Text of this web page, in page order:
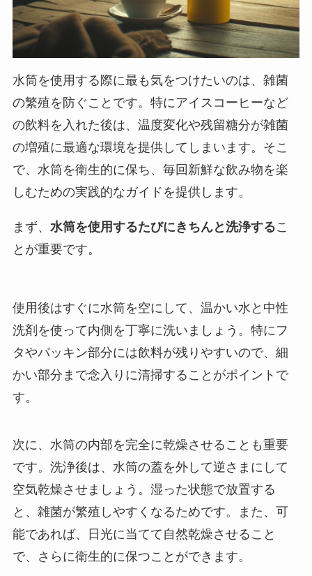
水筒を使用する際に最も気をつけたいのは、雑菌
の繁殖を防ぐことです。特にアイスコーヒーなど
の飲料を入れた後は、温度変化や残留糖分が雑菌
の増殖に最適な環境を提供してしまいます。そこ
で、水筒を衛生的に保ち、毎回新鮮な飲み物を楽
しむための実践的なガイドを提供します。
まず、 水筒を使用するたびにきちんと洗浄するこ
とが重要です。
使用後はすぐに水筒を空にして、温かい水と中性
洗剤を使って内側を丁寧に洗いましょう。特にフ
タやパッキン部分には飲料が残りやすいので、細
かい部分まで念入りに清掃することがポイントで
す。
次に、水筒の内部を完全に乾燥させることも重要
です。洗浄後は、水筒の蓋を外して逆さまにして
空気乾燥させましょう。湿った状態で放置する
と、雑菌が繁殖しやすくなるためです。また、可
能であれば、日光に当てて自然乾燥させること
で、さらに衛生的に保つことができます。